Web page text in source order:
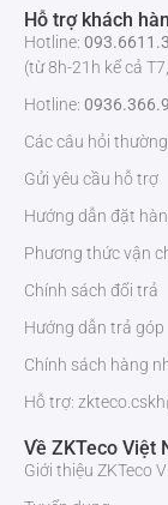
phát lại
Chế độ
tìm kiếm
Thời
năng
,
Chế độ
sao lưu
Thiết
Giao diện và lưu trữ
Giao
mạng
1 -
Ổ cứng
Hỗ trợ khách
Hotline:
(từ 8h-21h kể cả
Hotline:
Các câu hỏi
Gửi yêu cầu hỗ trợ
Hướng dẫn đặt
Phương thức vận
Chính sách đổi trả
Hướng dẫn trả góp
Chính sách hàng
Hỗ trợ:
Về ZKTeco Việt
Giới thiệu ZKTeco